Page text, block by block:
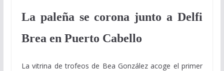
La paleña se corona junto a Delfi
Brea en Puerto Cabello
La vitrina de trofeos de Bea González acoge el primer